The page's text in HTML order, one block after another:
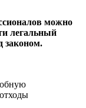
можно
легальный
законом.